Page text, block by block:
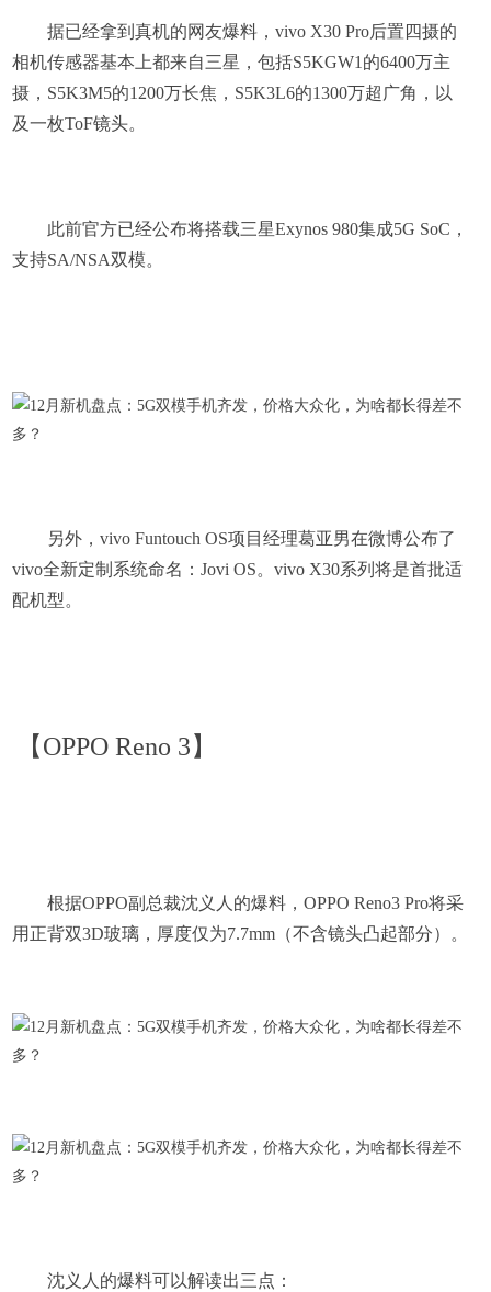
据已经拿到真机的网友爆料，vivo X30 Pro后置四摄的
相机传感器基本上都来自三星，包括S5KGW1的6400万主
摄，S5K3M5的1200万长焦，S5K3L6的1300万超广角，以
及一枚ToF镜头。
此前官方已经公布将搭载三星Exynos 980集成5G SoC，
支持SA/NSA双模。
另外，vivo Funtouch OS项目经理葛亚男在微博公布了
vivo全新定制系统命名：Jovi OS。vivo X30系列将是首批适
配机型。
【OPPO Reno 3】
根据OPPO副总裁沈义人的爆料，OPPO Reno3 Pro将采
用正背双3D玻璃，厚度仅为7.7mm（不含镜头凸起部分）。
沈义人的爆料可以解读出三点：